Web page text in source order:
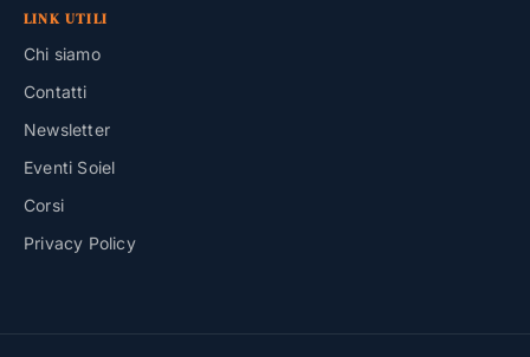
LINK UTILI
Chi siamo
Contatti
Newsletter
Eventi Soiel
Corsi
Privacy Policy